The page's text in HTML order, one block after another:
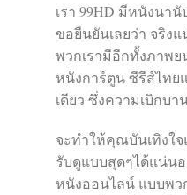
เรา 99HD มีหนังนา
ขอยืนยันเลยว่า จริง
พวกเรามีอีกทั้งภาพ
หนังการ์ตูน ซีรีส์ไทย
เดียว ซึ่งความเบิกบา
จะทำให้คุณบันเทิงใ
รับดูแบบสุดๆได้แน่น
หนังออนไลน์ แบบพว